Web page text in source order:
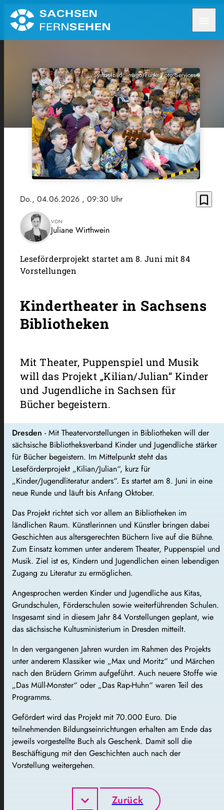
Symbolbild: imago/Funke Foto Services
Do., 04.06.2026 , 09:30 Uhr bookmark_border
VON
Juliane Wirthwein
Leseförderprojekt startet am 8. Juni mit 84
Vorstellungen
Kindertheater in Sachsens
Bibliotheken
Mit Theater, Puppenspiel und Musik
will das Projekt „Kilian/Julian“ Kinder
und Jugendliche in Sachsen für
Bücher begeistern.
Dresden - Mit Theatervorstellungen in Bibliotheken will der
sächsische Bibliotheksverband Kinder und Jugendliche stärker
für Bücher begeistern. Im Mittelpunkt steht das
Leseförderprojekt „Kilian/Julian“, kurz für
„Kinder/Jugendliteratur anders“. Es startet am 8. Juni in eine
neue Runde und läuft bis Anfang Oktober.
Das Projekt richtet sich vor allem an Bibliotheken im
ländlichen Raum. Künstlerinnen und Künstler bringen dabei
Geschichten aus altersgerechten Büchern live auf die Bühne.
Zum Einsatz kommen unter anderem Theater, Puppenspiel und
Musik. Ziel ist es, Kindern und Jugendlichen einen lebendigen
Zugang zu Literatur zu ermöglichen.
Angesprochen werden Kinder und Jugendliche aus Kitas,
Grundschulen, Förderschulen sowie weiterführenden Schulen.
Insgesamt sind in diesem Jahr 84 Vorstellungen geplant, wie
das sächsische Kultusministerium in Dresden mitteilt.
In den vergangenen Jahren wurden im Rahmen des Projekts
unter anderem Klassiker wie „Max und Moritz“ und Märchen
nach den Brüdern Grimm aufgeführt. Auch neuere Stoffe wie
„Das Müll-Monster“ oder „Das Rap-Huhn“ waren Teil des
Programms.
Gefördert wird das Projekt mit 70.000 Euro. Die
teilnehmenden Bildungseinrichtungen erhalten am Ende das
jeweils vorgestellte Buch als Geschenk. Damit soll die
Beschäftigung mit den Geschichten auch nach der
Vorstellung weitergehen.
Zurück